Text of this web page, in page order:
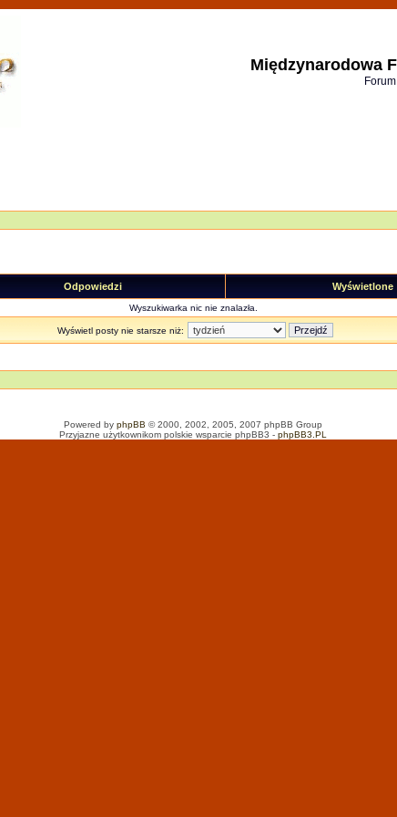
Międzynarodowa
Odpowiedzi Wyświetlone
Wyszukiwarka nic nie znalazła.
Wyświetl posty nie starsze niż:
Powered by phpBB © 2000, 2002, 2005, 2007 phpBB Group
Przyjazne użytkownikom polskie wsparcie phpBB3 - phpBB3.PL